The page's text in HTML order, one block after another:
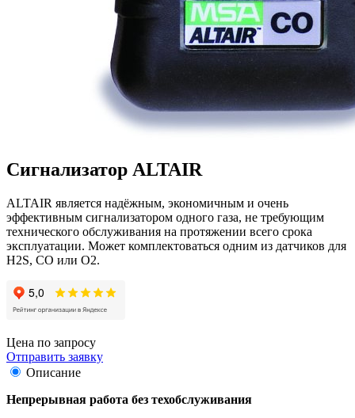
Сигнализатор ALTAIR
ALTAIR является надёжным, экономичным и очень
эффективным сигнализатором одного газа, не требующим
технического обслуживания на протяжении всего срока
эксплуатации. Может комплектоваться одним из датчиков для
H2S, СО или O2.
Цена по запросу
Отправить заявку
Описание
Непрерывная работа без техобслуживания